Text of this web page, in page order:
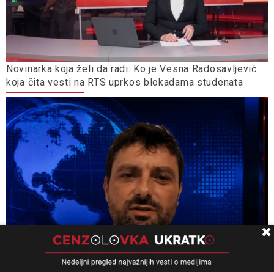
Novinarka koja želi da radi: Ko je Vesna Radosavljević
koja čita vesti na RTS uprkos blokadama studenata